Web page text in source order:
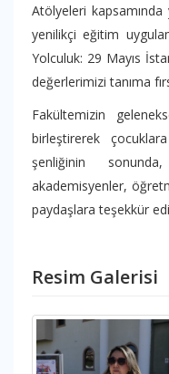
Atölyeleri
yenilikçi eğitim
Yolculuk: 29 Mayıs
değerlerimizi tanıma
Fakültemizin
birleştirerek
şenliğinin
akademisyenler,
paydaşlara teşekkür
Resim Galerisi